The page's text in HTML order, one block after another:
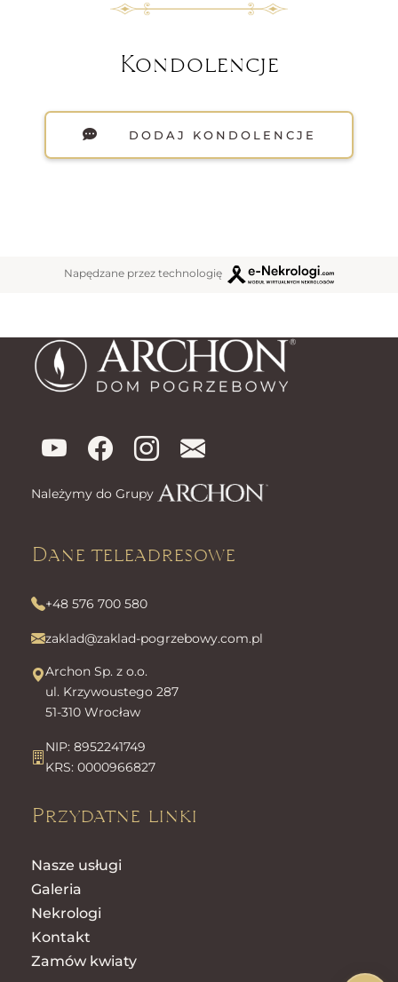
Kondolencje
DODAJ KONDOLENCJE
Napędzane przez technologię
Należymy do Grupy
Dane teleadresowe
+48 576 700 580
zaklad@zaklad-pogrzebowy.com.pl
Archon Sp. z o.o.
ul. Krzywoustego 287
51-310 Wrocław
NIP: 8952241749
KRS: 0000966827
Przydatne linki
Nasze usługi
Galeria
Nekrologi
Kontakt
Zamów kwiaty